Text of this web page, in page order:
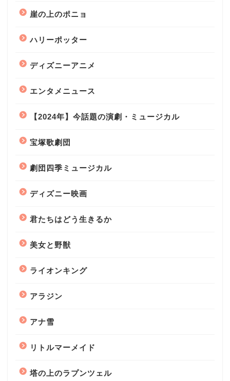
崖の上のポニョ
ハリーポッター
ディズニーアニメ
エンタメニュース
【2024年】今話題の演劇・ミュージカル
宝塚歌劇団
劇団四季ミュージカル
ディズニー映画
君たちはどう生きるか
美女と野獣
ライオンキング
アラジン
アナ雪
リトルマーメイド
塔の上のラプンツェル